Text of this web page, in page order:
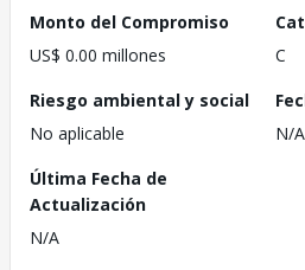
Monto del Compromiso
US$ 0.00 millones
C
Riesgo ambiental y social
No aplicable
N/A
Última Fecha de
Actualización
N/A